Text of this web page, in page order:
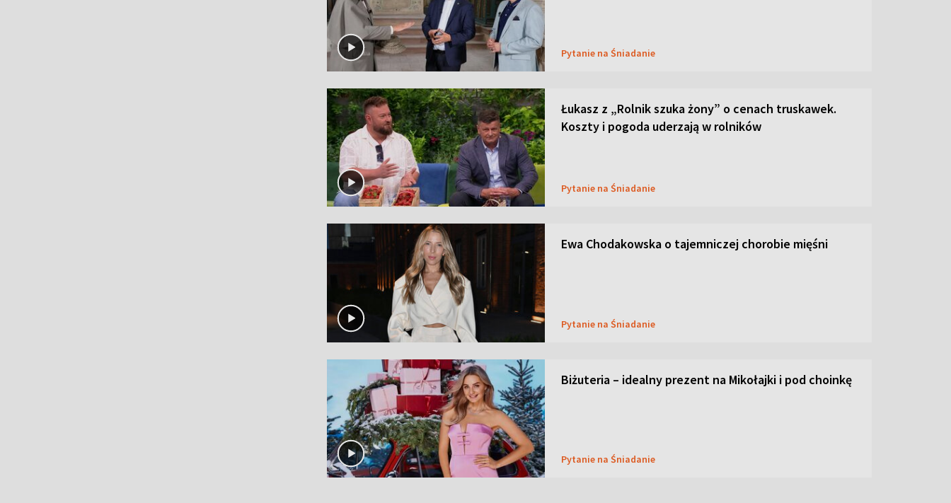
Pytanie na Śniadanie
Łukasz z „Rolnik szuka żony” o cenach truskawek.
Koszty i pogoda uderzają w rolników
Pytanie na Śniadanie
Ewa Chodakowska o tajemniczej chorobie mięśni
Pytanie na Śniadanie
Biżuteria – idealny prezent na Mikołajki i pod choinkę
Pytanie na Śniadanie